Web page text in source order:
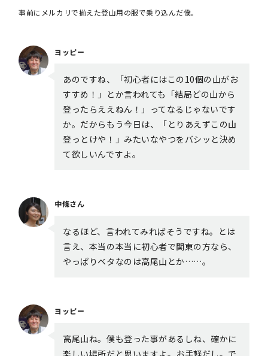
事前にメルカリで揃えた登山用の服で乗り込んだ僕。
ヨッピー
あのですね、「初心者にはこの10個の山がお
すすめ！」とか言われても「結局どの山から
登ったらええねん！」ってなるじゃないです
か。だからもう今日は、「とりあえずこの山
登っとけや！」みたいなやつをバシッと決め
て欲しいんですよ。
中條さん
なるほど、言われてみればそうですね。とは
言え、本当の本当に初心者で関東の方なら、
やっぱりベタなのは高尾山とか……。
ヨッピー
高尾山ね。僕も登った事があるしね、確かに
楽しい場所だと思いますよ。お手軽だし。で